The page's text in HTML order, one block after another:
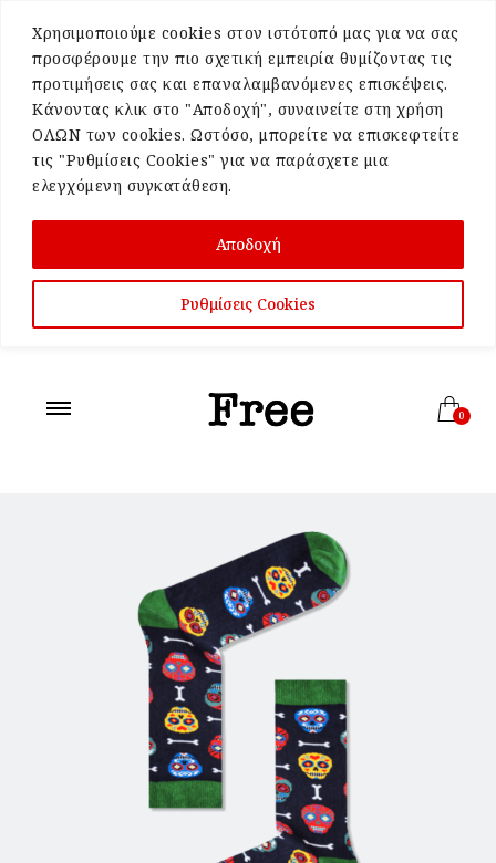
Χρησιμοποιούμε cookies στον ιστότοπό μας για να σας
προσφέρουμε την πιο σχετική εμπειρία θυμίζοντας τις
προτιμήσεις σας και επαναλαμβανόμενες επισκέψεις.
Κάνοντας κλικ στο "Αποδοχή", συναινείτε στη χρήση
ΟΛΩΝ των cookies. Ωστόσο, μπορείτε να επισκεφτείτε
τις "Ρυθμίσεις Cookies" για να παράσχετε μια
ελεγχόμενη συγκατάθεση.
Ρυθμίσεις Cookies
Αποδοχή
0